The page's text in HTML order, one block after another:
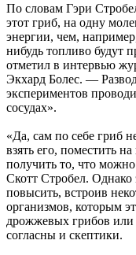
По словам Гэри
этот гриб, на одну
энергии, чем,
нибудь топливо будут
отметил в интервью
Экхард Болес. —
экспериментов
сосудах».
«Да, сам по себе гриб
взять его, поместить
получить то, что
Скотт Стробел.
повысить, встроив
организмов, которым
дрожжевых грибов или
согласны и скептики.